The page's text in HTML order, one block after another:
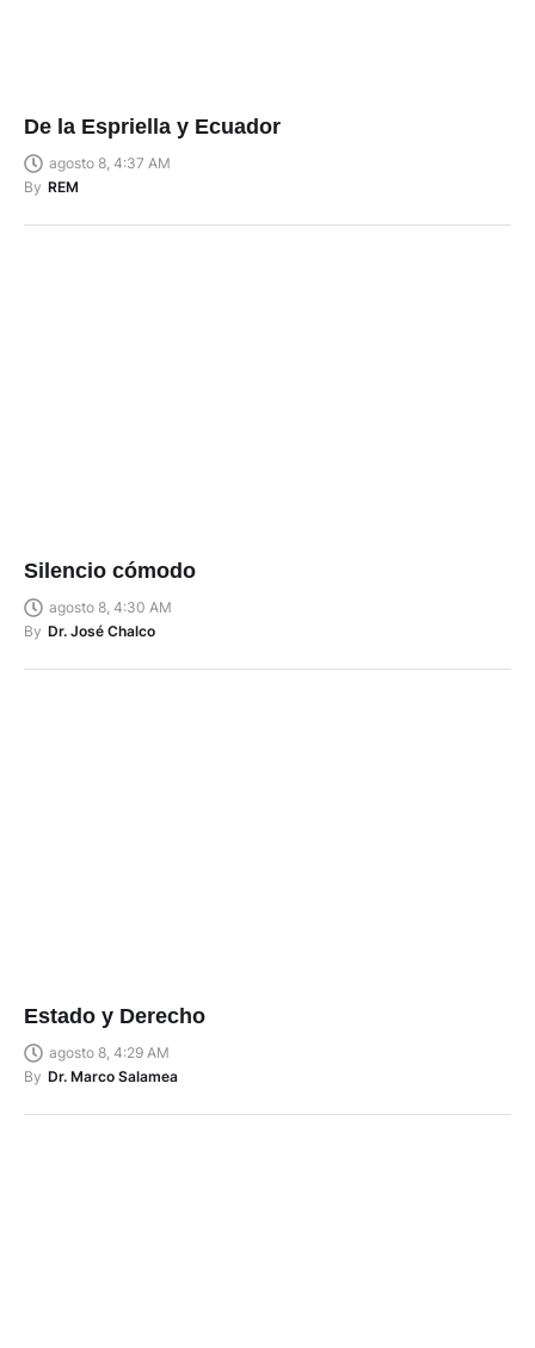
De la Espriella y Ecuador
agosto 8, 4:37 AM
By REM
Silencio cómodo
agosto 8, 4:30 AM
By Dr. José Chalco
Estado y Derecho
agosto 8, 4:29 AM
By Dr. Marco Salamea